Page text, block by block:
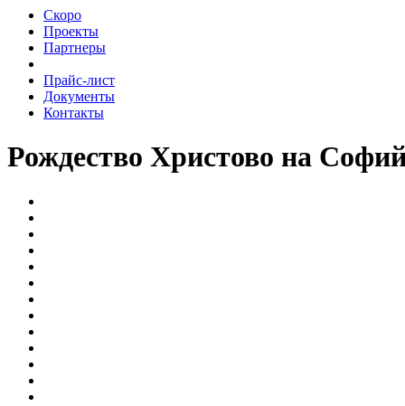
Скоро
Проекты
Партнеры
Прайс-лист
Документы
Контакты
Рождество Христово на